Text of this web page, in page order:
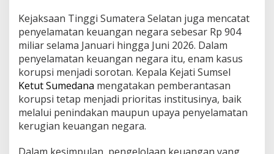
Kejaksaan Tinggi Sumatera Selatan juga mencatat
penyelamatan keuangan negara sebesar Rp 904
miliar selama Januari hingga Juni 2026. Dalam
penyelamatan keuangan negara itu, enam kasus
korupsi menjadi sorotan. Kepala Kejati Sumsel
Ketut Sumedana mengatakan pemberantasan
korupsi tetap menjadi prioritas institusinya, baik
melalui penindakan maupun upaya penyelamatan
kerugian keuangan negara.